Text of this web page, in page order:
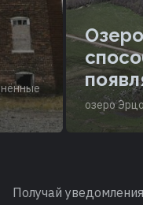
озеро
Получай